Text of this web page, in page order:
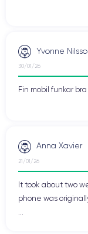
Yvonne
30/01/26
Fin mobil funkar
Anna Xavier
21/01/26
It took about two
phone was